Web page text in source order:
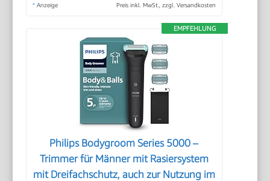
* Anzeige Preis inkl. MwSt., zzgl. Versandkosten
EMPFEHLUNG
Philips Bodygroom Series 5000 –
Trimmer für Männer mit Rasiersystem
mit Dreifachschutz, auch zur Nutzung im